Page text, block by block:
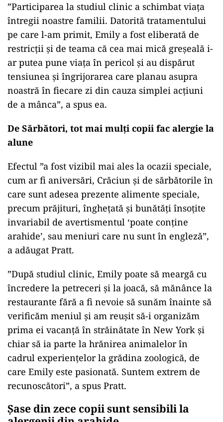
”Participarea la studiul clinic a schimbat viaţa
întregii noastre familii. Datorită tratamentului
pe care l-am primit, Emily a fost eliberată de
restricţii şi de teama că cea mai mică greşeală i-
ar putea pune viaţa în pericol şi au dispărut
tensiunea şi îngrijorarea care planau asupra
noastră în fiecare zi din cauza simplei acţiuni
de a mânca”, a spus ea.
De Sărbători, tot mai mulți copii fac alergie la
alune
Efectul ”a fost vizibil mai ales la ocazii speciale,
cum ar fi aniversări, Crăciun şi de sărbătorile în
care sunt adesea prezente alimente speciale,
precum prăjituri, îngheţată şi bunătăţi însoţite
invariabil de avertismentul ‘poate conţine
arahide’, sau meniuri care nu sunt în engleză”,
a adăugat Pratt.
”După studiul clinic, Emily poate să meargă cu
încredere la petreceri şi la joacă, să mănânce la
restaurante fără a fi nevoie să sunăm înainte să
verificăm meniul şi am reuşit să-i organizăm
prima ei vacanţă în străinătate în New York şi
chiar să ia parte la hrănirea animalelor în
cadrul experienţelor la grădina zoologică, de
care Emily este pasionată. Suntem extrem de
recunoscători”, a spus Pratt.
Șase din zece copii sunt sensibili la